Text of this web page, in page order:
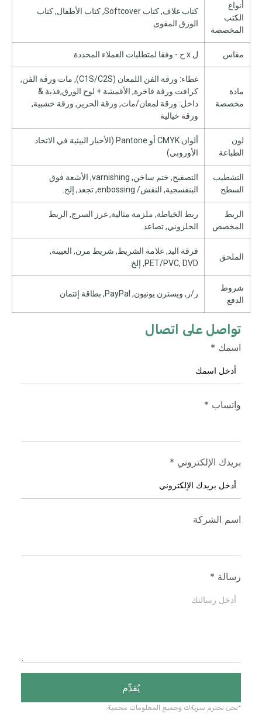
أنواع
الكتب
المخصصة
كتاب غلاف, كتاب Softcover, كتاب الأطفال, كتاب
الورق المقوى
مقاس
مادة
مخصصة
غطاء: ورقة الفن اللمعان (C1S/C2S), مات ورقة الفن,
كرافت ورقة فاخرة, الأقمشة + لوح الورق,فذبة &
داخل: ورقة لمعان/مات, ورقة الحرير, ورقة خشبية,
ورقة خيالية
لون
الطباعة
ألوان CMYK أو Pantone (الأحبار البيئية في الاتحاد
الأوروبي)
التشطيب
السطح
التصفيح, ختم ساخن, varnishing, الأشعة فوق
البنفسجية, النقش/ enbossing, تجعد, إلخ.
الربط
المخصص
ربط الخياطة, ملزمة مثالية, غرز السرج, الربط
الحلزوني, تصاعد
الملحق
فرقة اليد, علامة الشريط, شريط مرن, العيينة,
PET/PVC, DVD, إلخ.
شروط
الدفع
ر/ر, ويسترن يونيون, PayPal, بطاقة إئتمان
تواصل على اتصال
اسمك *
واتساب *
بريدك الإلكتروني *
اسم الشركة
رسالة *
يُقدِّم
*نحن نحترم سريةك وجميع المعلومات محمية.